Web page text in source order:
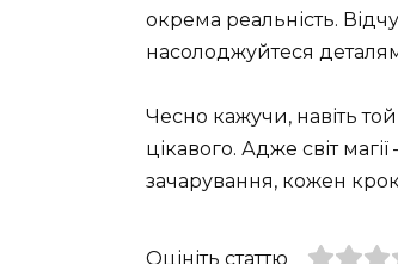
окрема реальність.
насолоджуйтеся
Чесно кажучи, навіть
цікавого. Адже світ
зачарування, кожен
Оцініть статтю